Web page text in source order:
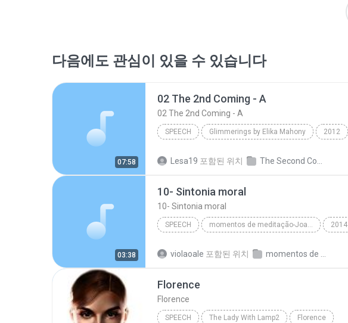
다음에도 관심이 있을 수 있습니다
07:58
02 The 2nd Coming - A
02 The 2nd Coming - A
SPEECH Glimmerings by Elika Mahony 2012
Lesa19 포함된 위치
03:38
10- Sintonia moral
10- Sintonia moral
SPEECH momentos de meditação-Joana de Angelis 2014
violaoale 포함된 위치
Florence
Florence
SPEECH The Lady With Lamp2 Florence